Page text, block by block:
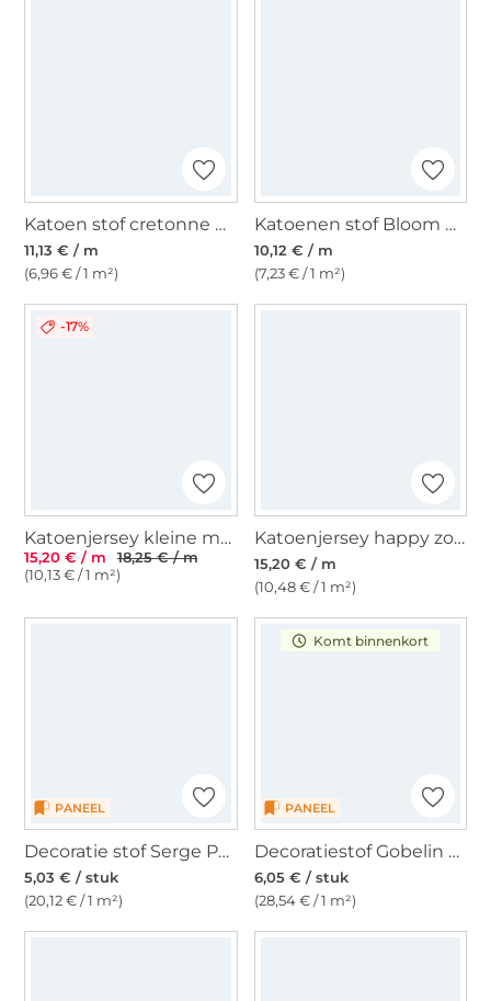
Katoen stof cretonne pandipanda, mintgroen
11,13 € / m
(6,96 € / 1 m²)
Katoenen stof Bloom & Birds, oudroze
10,12 € / m
(7,23 € / 1 m²)
-17%
Katoenjersey kleine muis, olijfgroen
15,20 € / m
18,25 € / m
(10,13 € / 1 m²)
Katoenjersey happy zoo, gebroken wit
15,20 € / m
(10,48 € / 1 m²)
PANEEL
Decoratie stof Serge Paneel marmot, 50 x 50 cm
5,03 € / stuk
(20,12 € / 1 m²)
PANEEL
Komt binnenkort
Decoratiestof Gobelin paneel Zeemeeuw, 46 x 46 cm
6,05 € / stuk
(28,54 € / 1 m²)